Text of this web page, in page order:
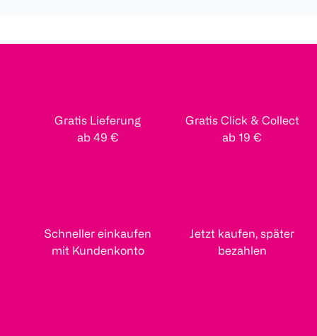
Gratis Lieferung
ab 49 €
Gratis Click & Collect
ab 19 €
Schneller einkaufen
mit Kundenkonto
Jetzt kaufen, später
bezahlen